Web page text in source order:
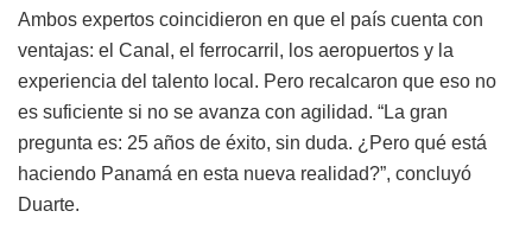
Ambos expertos coincidieron en que el país cuenta con
ventajas: el Canal, el ferrocarril, los aeropuertos y la
experiencia del talento local. Pero recalcaron que eso no
es suficiente si no se avanza con agilidad. “La gran
pregunta es: 25 años de éxito, sin duda. ¿Pero qué está
haciendo Panamá en esta nueva realidad?”, concluyó
Duarte.